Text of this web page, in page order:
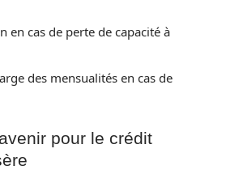
en cas de perte de capacité à
des mensualités en cas de
pour le crédit